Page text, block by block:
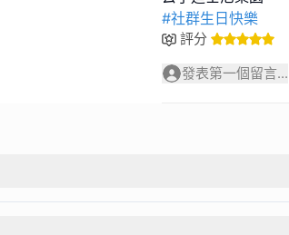
#社群生日快樂
評分
發表第一個留言...